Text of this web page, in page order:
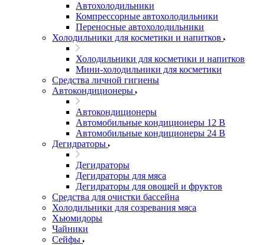
Автохолодильники
Компрессорные автохолодильники
Переносные автохолодильники
Холодильники для косметики и напитков
Холодильники для косметики и напитков
Мини-холодильники для косметики
Cредства личной гигиены
Автокондиционеры
Автокондиционеры
Автомобильные кондиционеры 12 В
Автомобильные кондиционеры 24 В
Дегидраторы
Дегидраторы
Дегидраторы для мяса
Дегидраторы для овощей и фруктов
Средства для очистки бассейна
Холодильники для созревания мяса
Хьюмидоры
Чайники
Сейфы